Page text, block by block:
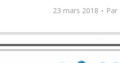
23 mars 2018 Par